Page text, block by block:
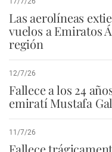
Las aerolíneas
vuelos a Emiratos
región
12/7/26
Fallece a los 24
emiratí Mustafa
11/7/26
Fallece